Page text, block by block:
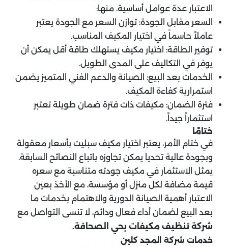
الاعتبار عدة عوامل أساسية. منها:
السعر مقابل الجودة: توازن السعر مع الجودة يعتبر
عاملاً حاسماً في اختيار المكيف المناسب.
توفير الطاقة: اختيار مكيف يستهلك طاقة أقل يمكن أن
يوفر في التكاليف على المدى الطويل.
الخدمات بعد البيع: الصيانة والدعم الفني المتميز يضمن
استمرارية كفاءة المكيف.
فترة الضمان: مكيفات ذات فترة ضمان طويلة تعتبر
استثماراً جيداً.
ختامًا
في ختام الأمر، يعتبر اختيار مكيف سبليت بأسعار معقولة
وبجودة عالية تحدياً يمكن تجاوزه باتباع النصائح السابقة.
يمثل الاستثمار في مكيف جودته متناسبة مع سعره
قيمة مضافة لكل منزل أو مؤسسة، مع الأخذ بعين
الاعتبار أهمية الصيانة الدورية والاهتمام بخدمات ما
بعد البيع لضمان أداء فعال ودائم، لا تنسى التواصل مع
شركة تنظيف مكيفات بحي الصحافة.
خدمات شركة المجد كلين